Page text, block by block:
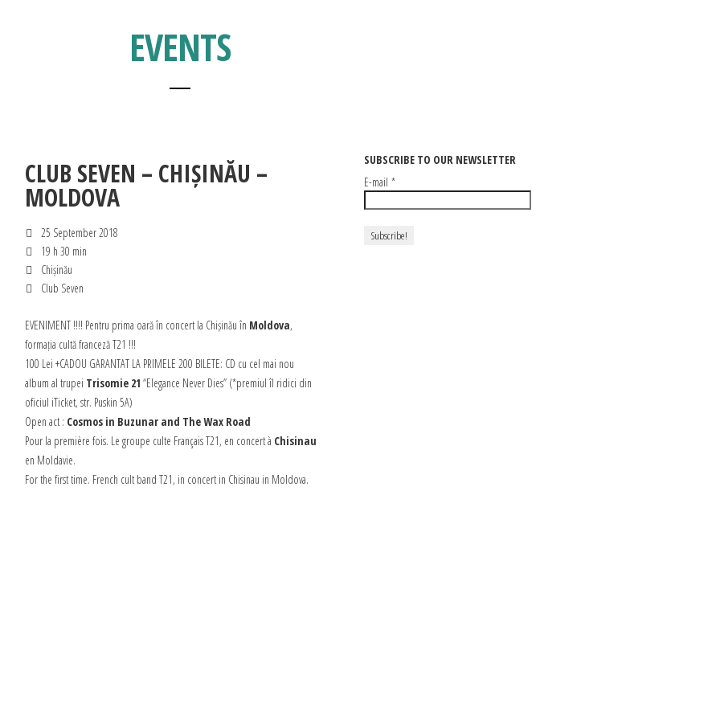
EVENTS
CLUB SEVEN – CHIȘINĂU –
MOLDOVA
25 September 2018
19 h 30 min
Chișinău
Club Seven
EVENIMENT !!!! Pentru prima oară în concert la Chișinău în Moldova,
formația cultă franceză T21 !!!
100 Lei +CADOU GARANTAT LA PRIMELE 200 BILETE: CD cu cel mai nou
album al trupei Trisomie 21“Elegance Never Dies” (*premiul îl ridici din
oficiul iTicket, str. Puskin 5A)
Open act : Cosmos in Buzunar and The Wax Road
Pour la première fois. Le groupe culte Français T21, en concert à Chisinau
en Moldavie.
For the first time. French cult band T21, in concert in Chisinau in Moldova.
SUBSCRIBE TO OUR NEWSLETTER
E-mail *